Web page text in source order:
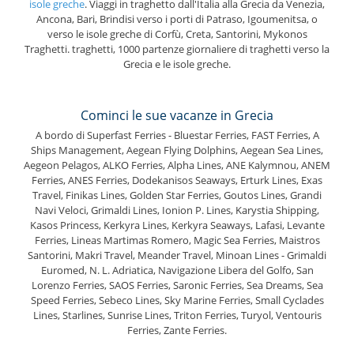
isole greche. Viaggi in traghetto dall'Italia alla Grecia da Venezia,
Ancona, Bari, Brindisi verso i porti di Patraso, Igoumenitsa, o
verso le isole greche di Corfù, Creta, Santorini, Mykonos
Traghetti. traghetti, 1000 partenze giornaliere di traghetti verso la
Grecia e le isole greche.
Cominci le sue vacanze in Grecia
A bordo di Superfast Ferries - Bluestar Ferries, FAST Ferries, A
Ships Management, Aegean Flying Dolphins, Aegean Sea Lines,
Aegeon Pelagos, ALKO Ferries, Alpha Lines, ANE Kalymnou, ANEM
Ferries, ANES Ferries, Dodekanisos Seaways, Erturk Lines, Exas
Travel, Finikas Lines, Golden Star Ferries, Goutos Lines, Grandi
Navi Veloci, Grimaldi Lines, Ionion P. Lines, Karystia Shipping,
Kasos Princess, Kerkyra Lines, Kerkyra Seaways, Lafasi, Levante
Ferries, Lineas Martimas Romero, Magic Sea Ferries, Maistros
Santorini, Makri Travel, Meander Travel, Minoan Lines - Grimaldi
Euromed, N. L. Adriatica, Navigazione Libera del Golfo, San
Lorenzo Ferries, SAOS Ferries, Saronic Ferries, Sea Dreams, Sea
Speed Ferries, Sebeco Lines, Sky Marine Ferries, Small Cyclades
Lines, Starlines, Sunrise Lines, Triton Ferries, Turyol, Ventouris
Ferries, Zante Ferries.